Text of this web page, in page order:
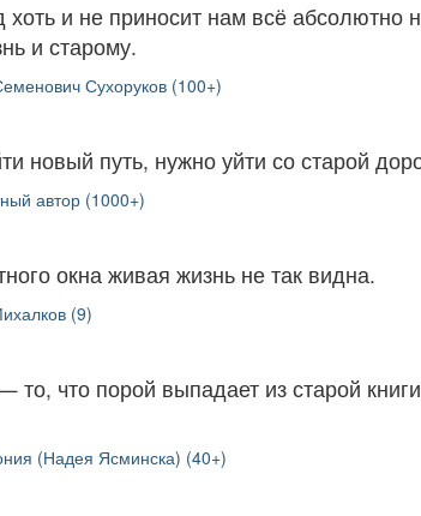
и не приносит нам всё абсолютно
и старому.
Сухоруков (100+)
новый путь, нужно уйти со старой
автор (1000+)
окна живая жизнь не так видна.
(9)
что порой выпадает из старой
(Надея Ясминска) (40+)